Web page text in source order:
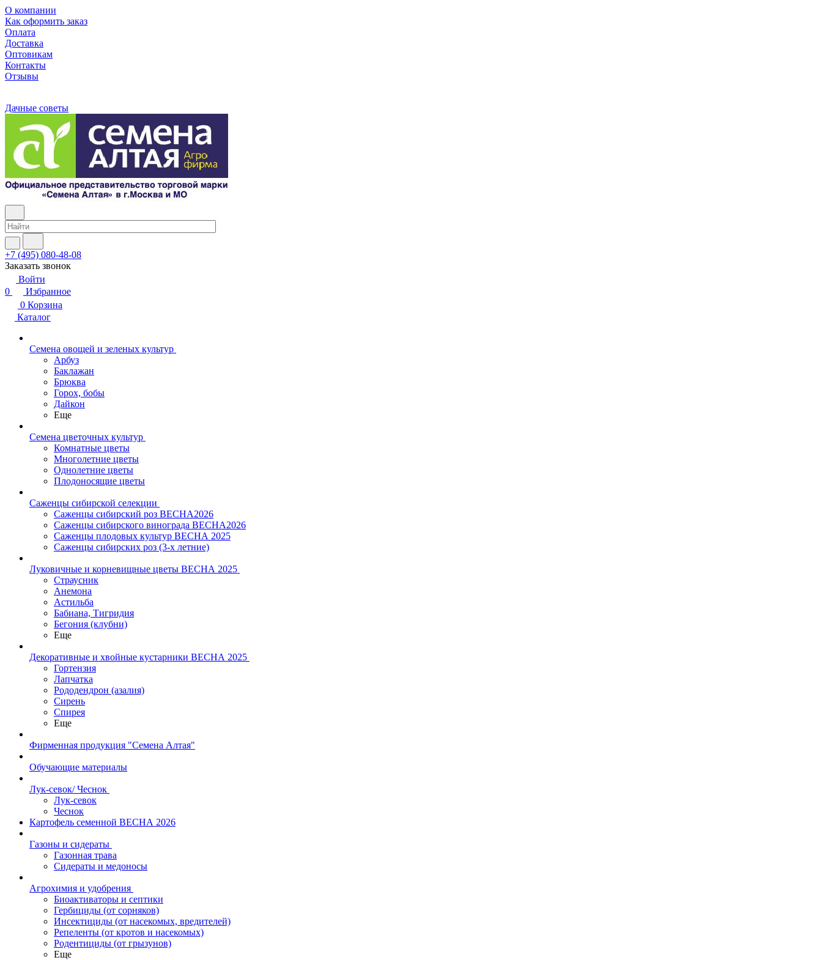
О компании
Как оформить заказ
Оплата
Доставка
Оптовикам
Контакты
Отзывы
Дачные советы
+7 (495) 080-48-08
Заказать звонок
Войти
0
Избранное
0 Корзина
Каталог
Семена овощей и зеленых культур
Арбуз
Баклажан
Брюква
Горох, бобы
Дайкон
Еще
Семена цветочных культур
Комнатные цветы
Многолетние цветы
Однолетние цветы
Плодоносящие цветы
Саженцы сибирской селекции
Саженцы сибирский роз ВЕСНА2026
Саженцы сибирского винограда ВЕСНА2026
Саженцы плодовых культур ВЕСНА 2025
Саженцы сибирских роз (3-х летние)
Луковичные и корневищные цветы ВЕСНА 2025
Страусник
Анемона
Астильба
Бабиана, Тигридия
Бегония (клубни)
Еще
Декоративные и хвойные кустарники ВЕСНА 2025
Гортензия
Лапчатка
Рододендрон (азалия)
Сирень
Спирея
Еще
Фирменная продукция "Семена Алтая"
Обучающие материалы
Лук-севок/ Чеснок
Лук-севок
Чеснок
Картофель семенной ВЕСНА 2026
Газоны и сидераты
Газонная трава
Сидераты и медоносы
Агрохимия и удобрения
Биоактиваторы и септики
Гербициды (от сорняков)
Инсектициды (от насекомых, вредителей)
Репеленты (от кротов и насекомых)
Родентициды (от грызунов)
Еще